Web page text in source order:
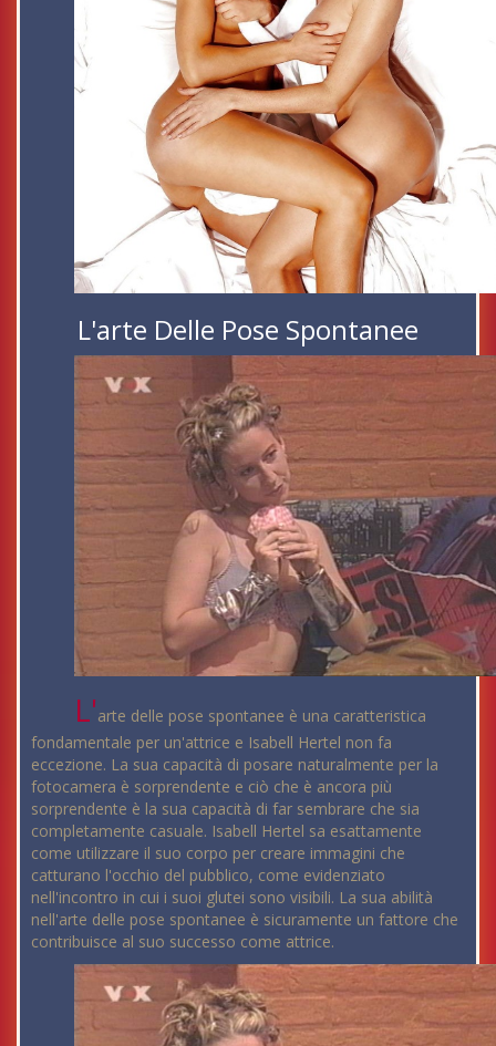
L'arte Delle Pose Spontanee
L'arte delle pose spontanee è una caratteristica
fondamentale per un'attrice e Isabell Hertel non fa
eccezione. La sua capacità di posare naturalmente per la
fotocamera è sorprendente e ciò che è ancora più
sorprendente è la sua capacità di far sembrare che sia
completamente casuale. Isabell Hertel sa esattamente
come utilizzare il suo corpo per creare immagini che
catturano l'occhio del pubblico, come evidenziato
nell'incontro in cui i suoi glutei sono visibili. La sua abilità
nell'arte delle pose spontanee è sicuramente un fattore che
contribuisce al suo successo come attrice.